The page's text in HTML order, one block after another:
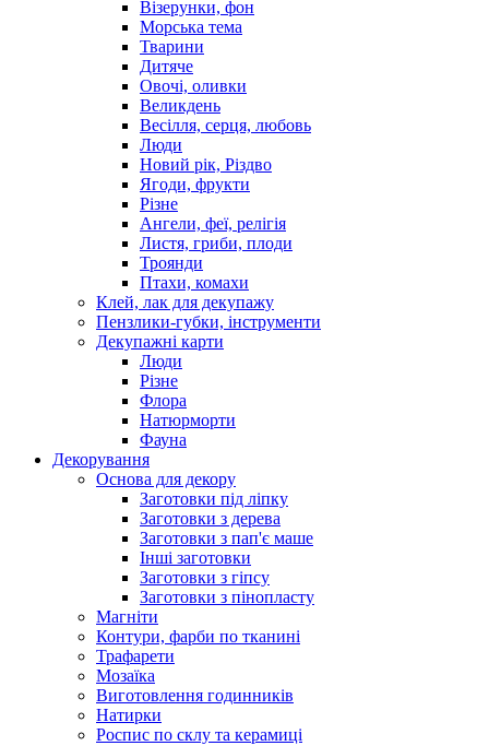
Візерунки, фон
Морська тема
Тварини
Дитяче
Овочі, оливки
Великдень
Весілля, серця, любовь
Люди
Новий рік, Різдво
Ягоди, фрукти
Різне
Ангели, феї, релігія
Листя, гриби, плоди
Троянди
Птахи, комахи
Клей, лак для декупажу
Пензлики-губки, інструменти
Декупажні карти
Люди
Різне
Флора
Натюрморти
Фауна
Декорування
Основа для декору
Заготовки під ліпку
Заготовки з дерева
Заготовки з пап'є маше
Інші заготовки
Заготовки з гіпсу
Заготовки з пінопласту
Магніти
Контури, фарби по тканині
Трафарети
Мозаїка
Виготовлення годинників
Натирки
Роспис по склу та керамиці